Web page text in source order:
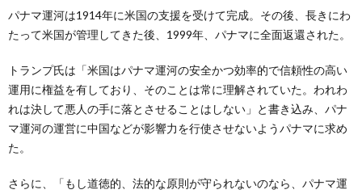
パナマ運河は1914年に米国の支援を受けて完成。その後、長きにわ
たって米国が管理してきた後、1999年、パナマに全面返還された。
トランプ氏は「米国はパナマ運河の安全かつ効率的で信頼性の高い
運用に権益を有しており、そのことは常に理解されていた。われわ
れは決して悪人の手に落とさせることはしない」と書き込み、パナ
マ運河の運営に中国などが影響力を行使させないようパナマに求め
た。
さらに、「もし道徳的、法的な原則が守られないのなら、パナマ運